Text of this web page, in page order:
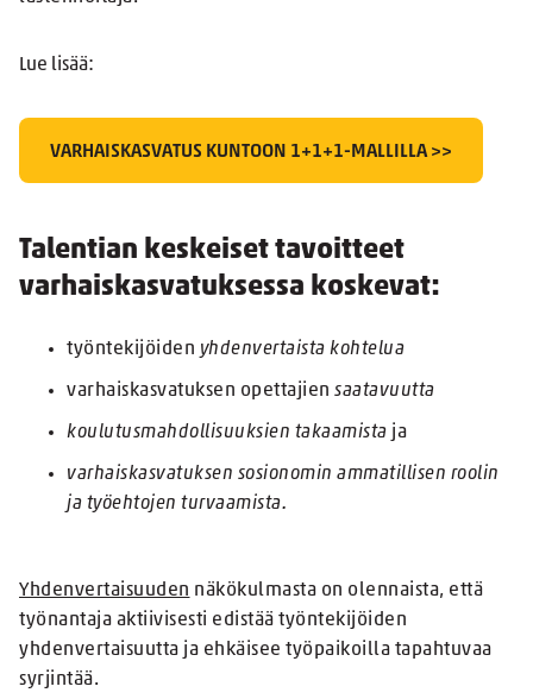
Lue lisää:
VARHAISKASVATUS KUNTOON 1+1+1-MALLILLA >>
Talentian keskeiset tavoitteet
varhaiskasvatuksessa koskevat:
työntekijöiden yhdenvertaista kohtelua
varhaiskasvatuksen opettajien saatavuutta
koulutusmahdollisuuksien takaamista ja
varhaiskasvatuksen sosionomin ammatillisen roolin
ja työehtojen turvaamista.
Yhdenvertaisuuden näkökulmasta on olennaista, että
työnantaja aktiivisesti edistää työntekijöiden
yhdenvertaisuutta ja ehkäisee työpaikoilla tapahtuvaa
syrjintää.